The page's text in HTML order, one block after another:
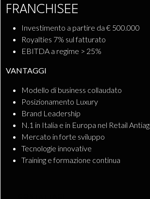
FRANCHISEE
Investimento a partire da € 500.000
Royalties 7% sul fatturato
EBITDA a regime > 25%
VANTAGGI
Modello di business collaudato
Posizionamento Luxury
Brand Leadership
N.1 in Italia e in Europa nel Retail
Mercato in forte sviluppo
Tecnologie innovative
Training e formazione continua